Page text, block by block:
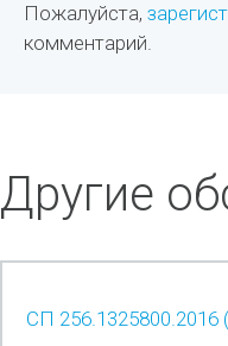
Пожалуйста,
комментарий.
Другие
СП 256.1325800.2016